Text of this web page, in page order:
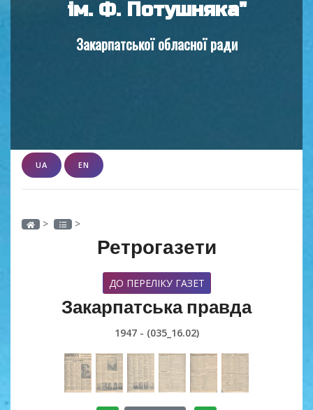
ім. Ф. Потушняка"
Закарпатської обласної ради
UA EN
> >
Ретрогазети
ДО ПЕРЕЛІКУ ГАЗЕТ
Закарпатська правда
1947 - (035_16.02)